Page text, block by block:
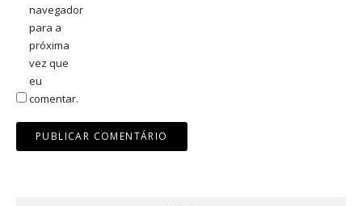
navegador
para a
próxima
vez que
eu
comentar.